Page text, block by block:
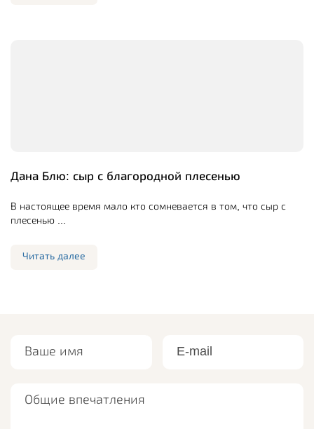
Дана Блю: сыр с благородной плесенью
В настоящее время мало кто сомневается в том, что сыр с
плесенью ...
Читать далее